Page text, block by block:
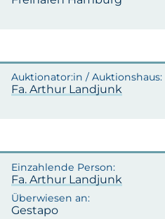
Fa. Arthur Landjunk
Fa. Arthur Landjunk
Gestapo